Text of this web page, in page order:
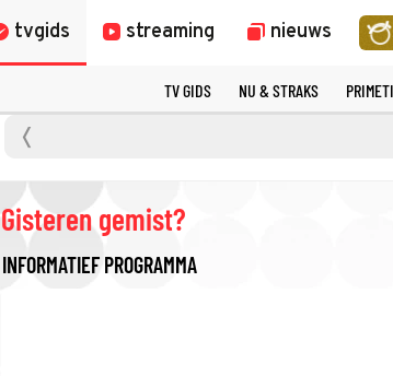
tvgids streaming nieuws
TV GIDS NU & STRAKS
Gisteren gemist?
INFORMATIEF PROGRAMMA